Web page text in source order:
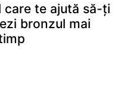
care te ajută să-ți
bronzul mai